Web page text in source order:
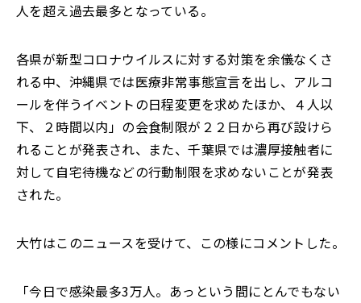
人を超え過去最多となっている。
各県が新型コロナウイルスに対する対策を余儀なくさ
れる中、沖縄県では医療非常事態宣言を出し、アルコ
ールを伴うイベントの日程変更を求めたほか、４人以
下、２時間以内」の会食制限が２２日から再び設けら
れることが発表され、また、千葉県では濃厚接触者に
対して自宅待機などの行動制限を求めないことが発表
された。
大竹はこのニュースを受けて、この様にコメントした。
「今日で感染最多3万人。あっという間にとんでもない